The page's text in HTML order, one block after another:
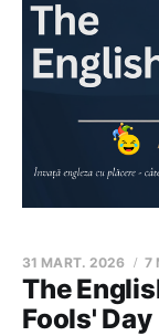
The
Fools' Day
31 MART. 2026 7